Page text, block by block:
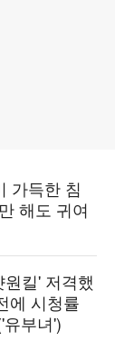
가득한 침
해도 귀여
킬' 저격했
에 시청률
상승 ('유부녀')